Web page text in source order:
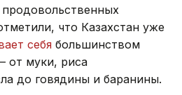
что Казахстан уже
себя большинством
от муки, риса
до говядины и баранины.